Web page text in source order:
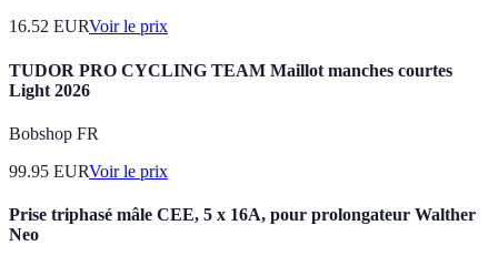
16.52 EURVoir le prix
TUDOR PRO CYCLING TEAM Maillot manches courtes
Light 2026
Bobshop FR
99.95 EURVoir le prix
Prise triphasé mâle CEE, 5 x 16A, pour prolongateur Walther
Neo